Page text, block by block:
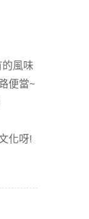
風味
便當~
化呀!